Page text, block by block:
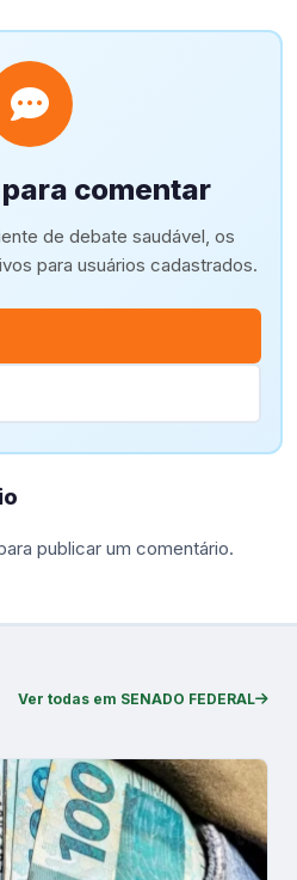
comentar
de debate saudável, os
para usuários cadastrados.
publicar um comentário.
Ver todas em SENADO FEDERAL